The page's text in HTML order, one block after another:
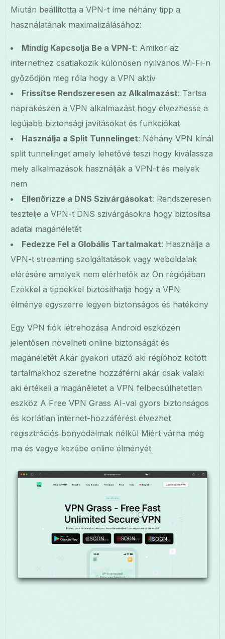
Miután beállította a VPN-t íme néhány tipp a
használatának maximalizálásához:
Mindig Kapcsolja Be a VPN-t: Amikor az
internethez csatlakozik különösen nyilvános Wi-Fi-n
győződjön meg róla hogy a VPN aktív
Frissítse Rendszeresen az Alkalmazást: Tartsa
naprakészen a VPN alkalmazást hogy élvezhesse a
legújabb biztonsági javításokat és funkciókat
Használja a Split Tunnelinget: Néhány VPN kínál
split tunnelinget amely lehetővé teszi hogy kiválassza
mely alkalmazások használják a VPN-t és melyek
nem
Ellenőrizze a DNS Szivárgásokat: Rendszeresen
tesztelje a VPN-t DNS szivárgásokra hogy biztosítsa
adatai magánéletét
Fedezze Fel a Globális Tartalmakat: Használja a
VPN-t streaming szolgáltatások vagy weboldalak
elérésére amelyek nem elérhetők az Ön régiójában
Ezekkel a tippekkel biztosíthatja hogy a VPN
élménye egyszerre legyen biztonságos és hatékony
Egy VPN fiók létrehozása Android eszközén
jelentősen növelheti online biztonságát és
magánéletét Akár gyakori utazó aki régióhoz kötött
tartalmakhoz szeretne hozzáférni akár csak valaki
aki értékeli a magánéletet a VPN felbecsülhetetlen
eszköz A Free VPN Grass AI-val gyors biztonságos
és korlátlan internet-hozzáférést élvezhet
regisztrációs bonyodalmak nélkül Miért várna még
ma és vegye kezébe online élményét